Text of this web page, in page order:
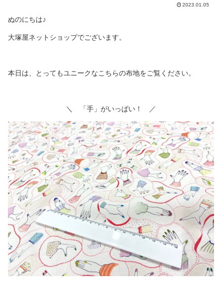
2023.01.05
ぬのにちは♪
大塚屋ネットショップでございます。
本日は、とってもユニークなこちらの布地をご覧ください。
＼ 「手」がいっぱい！ ／